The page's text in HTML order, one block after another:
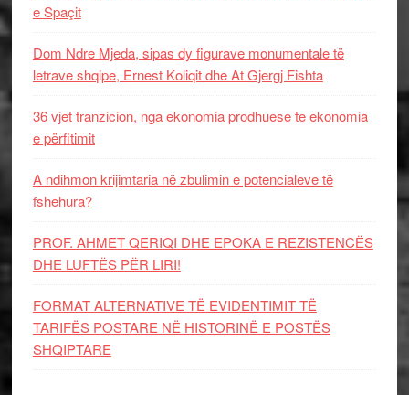
e Spaçit
Dom Ndre Mjeda, sipas dy figurave monumentale të
letrave shqipe, Ernest Koliqit dhe At Gjergj Fishta
36 vjet tranzicion, nga ekonomia prodhuese te ekonomia
e përfitimit
A ndihmon krijimtaria në zbulimin e potencialeve të
fshehura?
PROF. AHMET QERIQI DHE EPOKA E REZISTENCЁS
DHE LUFTЁS PЁR LIRI!
FORMAT ALTERNATIVE TË EVIDENTIMIT TË
TARIFËS POSTARE NË HISTORINË E POSTËS
SHQIPTARE